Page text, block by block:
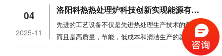
壳，内层为不锈钢，筒体外层为碳钢。两层之间形成
夹套，去除通过冷却水传递到炉壳的热量，使炉壁温
度不超过60 ℃，上下法兰焊接为一体。中间有红外
测温孔、热电偶测温孔、通风口和观察孔。热电偶有
均匀加热，及时脱氧，去除渣，并添加足够的新盐。
（五）电极盐炉因启动困难而关闭时，可以在低档电
源下覆盖在炉口，保持温暖;如果发生长期电源故
障，应移除一些盐溶液并安装启动设备。（6） 避免
硅酸铝纤维模块结构。无储热，无间隙，保温密封。
4. 烤箱门由电动起重葫芦打开和关闭。根据弹簧杆
原理自重加压密封炉口。5. 手推车通过电动环状销
轮减流器在内部和外部轨道上移动，并配有一套或多
能有效隔热炉体，节约能源，保护环境，无污染，降
低生产成本。应特别注意井炉的运行。起动前，应清
除炉管中的空气和甲醛，避免运输过程中泄漏。此
外，易燃或有毒物质，如一氧化碳和氢气，应完全燃
用高铝重耐火砖建造炉口等易碰撞部位和承重部位，
提高炉衬强度。台车炉具有良好的保温性能和节能特
性。框架型钢梁与钢板焊接，保证满负荷、长期使用
不变形的正常运行。台车钢结构的设计承载力很大，
04
2025-11
洛阳科热热处理炉科技创新实现能源有效利用
先进的工艺设备不仅是先进热处理生产技术的载体，
而且是高质量，节能，低成本和清洁生产的基本条
件。依靠科技创新，我们不断开发和制造高性能，高